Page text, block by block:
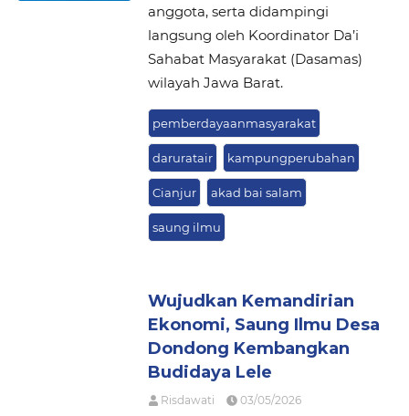
anggota, serta didampingi
langsung oleh Koordinator Da’i
Sahabat Masyarakat (Dasamas)
wilayah Jawa Barat.
pemberdayaanmasyarakat
daruratair kampungperubahan
Cianjur akad bai salam
saung ilmu
Wujudkan Kemandirian
Ekonomi, Saung Ilmu Desa
Dondong Kembangkan
Budidaya Lele
Risdawati 03/05/2026